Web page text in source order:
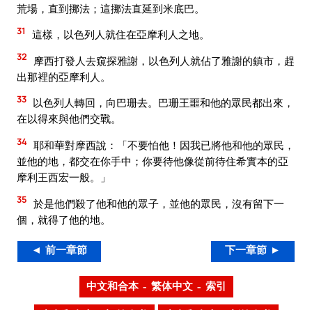
荒場，直到挪法；這挪法直延到米底巴。
31 這樣，以色列人就住在亞摩利人之地。
32
摩西打發人去窺探雅謝，以色列人就佔了雅謝的鎮市，趕
出那裡的亞摩利人。
33 以色列人轉回，向巴珊去。巴珊王噩和他的眾民都出來，
在以得來與他們交戰。
34 耶和華對摩西說：「不要怕他！因我已將他和他的眾民，
並他的地，都交在你手中；你要待他像從前待住希實本的亞
摩利王西宏一般。」
35 於是他們殺了他和他的眾子，並他的眾民，沒有留下一
個，就得了他的地。
◄ 前一章節 下一章節 ►
中文和合本 – 繁体中文 – 索引